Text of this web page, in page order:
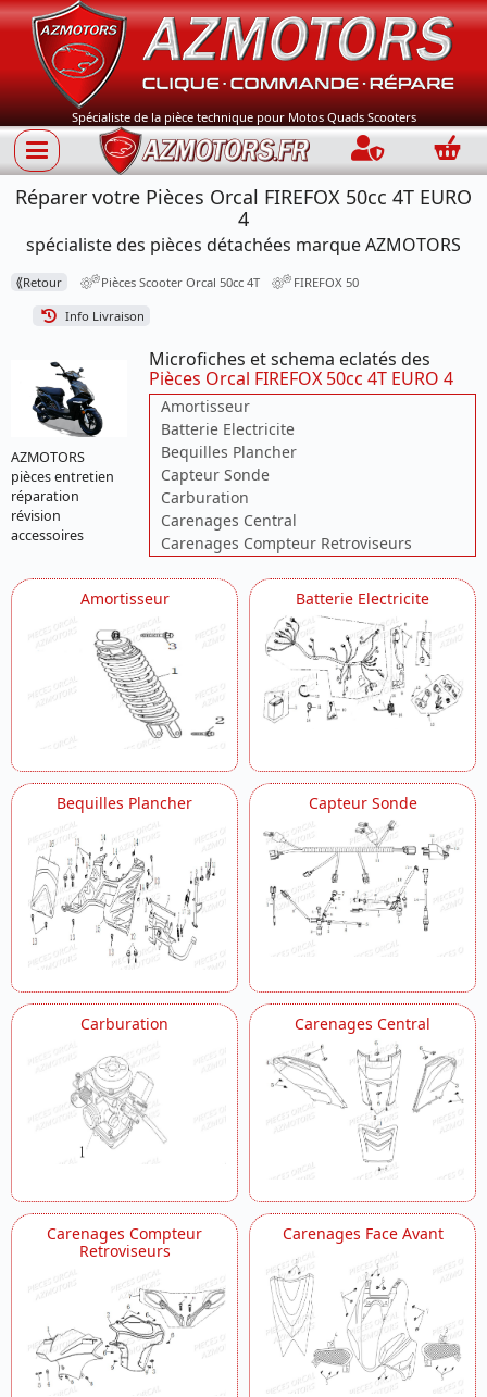
Spécialiste de la pièce technique pour Motos Quads Scooters
Connection
Réparer votre Pièces Orcal FIREFOX 50cc 4T EURO
4
spécialiste des pièces détachées marque AZMOTORS
⟪Retour Pièces Scooter Orcal 50cc 4T FIREFOX 50
Info Livraison
AZMOTORS
pièces entretien
réparation
révision
accessoires
Microfiches et schema eclatés des
Pièces Orcal FIREFOX 50cc 4T EURO 4
Amortisseur
Batterie Electricite
Bequilles Plancher
Capteur Sonde
Carburation
Carenages Central
Carenages Compteur Retroviseurs
Carenage Lateral Tablier
Carter Droit
Carter Transmission
Chassis
Commodo Levier Gauche
Compteur
Couvercle Droit Crepine
Culasse Bougie
Echappement Firefox 50
Filtre A Air Firefox
Fourche Te De Fourche
Freins Avant
Garde Boue Avant
Guidon Poignee
Phare Avant
Piston Vilebrequin Distribution
Pompe A Huile
Reservoir A Carburant
Rotor Stator
Roue Arriere
Roue Avant
Selle Coffre
Support De Plaque Clignotants Ar
Trousse A Outils
Variateur Courroie
Amortisseur Batterie Electricite
Bequilles Plancher Capteur Sonde
Carburation Carenages Central
Carenages Compteur
Retroviseurs
Carenages Face Avant